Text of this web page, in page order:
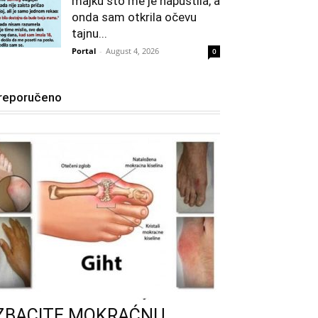
onda sam otkrila očevu
tajnu...
Portal - August 4, 2026 0